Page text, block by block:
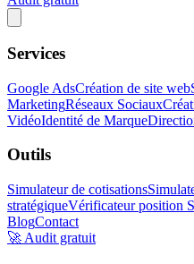
Services
Google AdsCréation de site web
MarketingRéseaux Sociaux
VidéoIdentité de Marque
Outils
Simulateur de cotisations
stratégiqueVérificateur position
BlogContact
🚀 Audit gratuit